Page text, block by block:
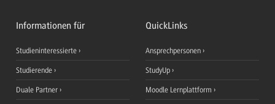
Informationen für
Studieninteressierte
Studierende
Duale Partner
QuickLinks
Ansprechpersonen
StudyUp
Moodle Lernplattform